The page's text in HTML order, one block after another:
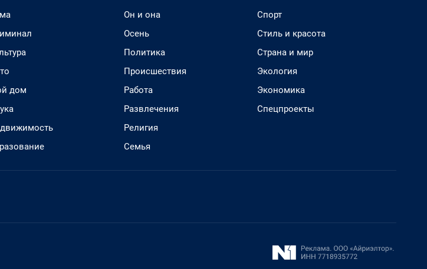
дом
Он и она
Осень
Политика
Происшествия
Работа
Развлечения
Религия
Семья
Спорт
Стиль и красота
Страна и мир
Экология
Экономика
Спецпроекты